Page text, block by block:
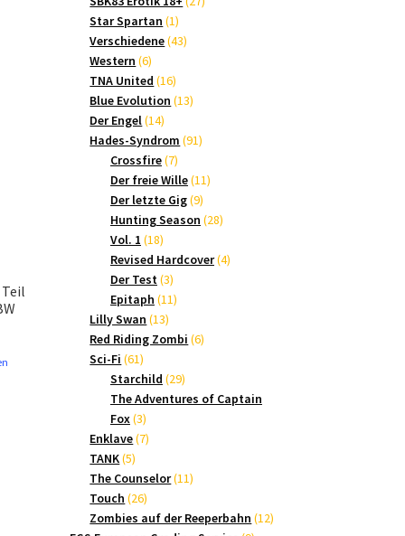
Star Spartan 11
Produkt
Verschiedene 4343
Western 66
Produkte
TNA United 1616
Produkte
Blue Evolution 1313
Der Engel 1414
Produkte
Hades-Syndrom 9191
Crossfire 77
Produkte
Der freie Wille 1111
Der letzte Gig 99
Produkte
Hunting Season 2828
Vol. 1 1818
Produkte
Revised Hardcover 44
Der Test 33
Produkte
Epitaph 1111
Lilly Swan 1313
Produkte
Red Riding Zombi 66
Sci-Fi 6161
Produkte
Starchild 2929
Produkte
The Adventures of Captain
Fox 33
Produkte
Enklave 77
TANK 55
Produkte
The Counselor 1111
Touch 2626
Produkte
Zombies auf der Reeperbahn 1212